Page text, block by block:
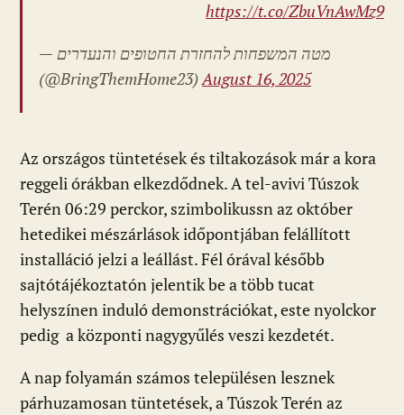
https://t.co/ZbuVnAwMz9
— מטה המשפחות להחזרת החטופים והנעדרים
(@BringThemHome23)August 16, 2025
Az országos tüntetések és tiltakozások már a kora
reggeli órákban elkezdődnek. A tel-avivi Túszok
Terén 06:29 perckor, szimbolikussn az október
hetedikei mészárlások időpontjában felállított
installáció jelzi a leállást. Fél órával később
sajtótájékoztatón jelentik be a több tucat
helyszínen induló demonstrációkat, este nyolckor
pedig a központi nagygyűlés veszi kezdetét.
A nap folyamán számos településen lesznek
párhuzamosan tüntetések, a Túszok Terén az